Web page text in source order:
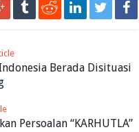
Berada Disituasi
Persoalan “KARHUTLA”